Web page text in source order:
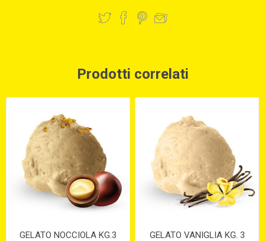
Prodotti correlati
GELATO NOCCIOLA KG.3 GELATO VANIGLIA KG. 3